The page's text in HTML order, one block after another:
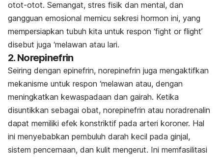
otot-otot. Semangat, stres fisik dan mental, dan
gangguan emosional memicu sekresi hormon ini, yang
mempersiapkan tubuh kita untuk respon ‘fight or flight’
disebut juga ‘melawan atau lari.
2. Norepinefrin
Seiring dengan epinefrin, norepinefrin juga mengaktifkan
mekanisme untuk respon ‘melawan atau, dengan
meningkatkan kewaspadaan dan gairah. Ketika
disuntikkan sebagai obat, norepinefrin atau noradrenalin
dapat memiliki efek konstriktif pada arteri koroner. Hal
ini menyebabkan pembuluh darah kecil pada ginjal,
sistem pencernaan, dan kulit mengerut. Ini memfasilitasi